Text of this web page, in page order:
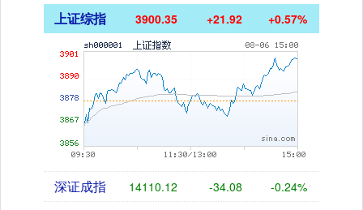
上证综指 3900.35 +21.92 +0.57%
深证成指 14110.12 -34.08 -0.24%